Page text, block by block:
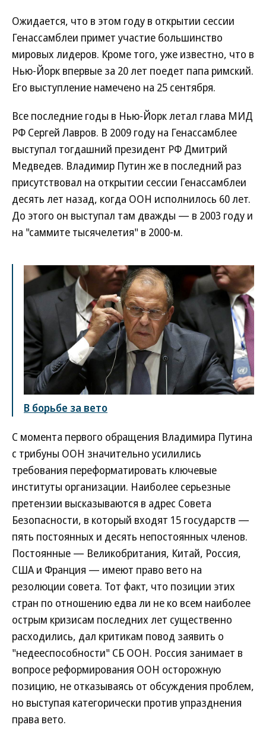
Ожидается, что в этом году в открытии сессии
Генассамблеи примет участие большинство
мировых лидеров. Кроме того, уже известно, что в
Нью-Йорк впервые за 20 лет поедет папа римский.
Его выступление намечено на 25 сентября.
Все последние годы в Нью-Йорк летал глава МИД
РФ Сергей Лавров. В 2009 году на Генассамблее
выступал тогдашний президент РФ Дмитрий
Медведев. Владимир Путин же в последний раз
присутствовал на открытии сессии Генассамблеи
десять лет назад, когда ООН исполнилось 60 лет.
До этого он выступал там дважды — в 2003 году и
на "саммите тысячелетия" в 2000-м.
В борьбе за вето
С момента первого обращения Владимира Путина
с трибуны ООН значительно усилились
требования переформатировать ключевые
институты организации. Наиболее серьезные
претензии высказываются в адрес Совета
Безопасности, в который входят 15 государств —
пять постоянных и десять непостоянных членов.
Постоянные — Великобритания, Китай, Россия,
США и Франция — имеют право вето на
резолюции совета. Тот факт, что позиции этих
стран по отношению едва ли не ко всем наиболее
острым кризисам последних лет существенно
расходились, дал критикам повод заявить о
"недееспособности" СБ ООН. Россия занимает в
вопросе реформирования ООН осторожную
позицию, не отказываясь от обсуждения проблем,
но выступая категорически против упразднения
права вето.